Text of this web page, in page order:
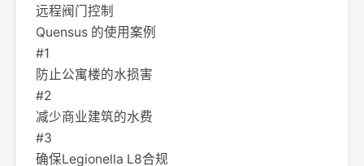
远程阀门控制
Quensus 的使用案例
#1
防止公寓楼的水损害
#2
减少商业建筑的水费
#3
确保Legionella L8合规